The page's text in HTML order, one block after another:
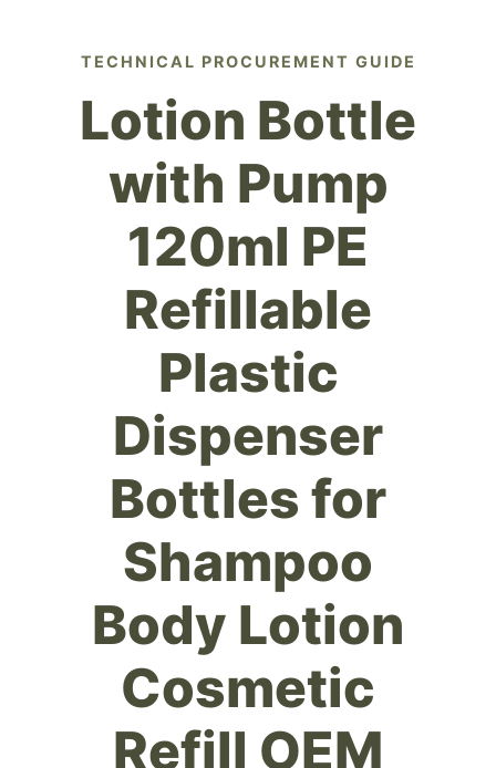
TECHNICAL PROCUREMENT GUIDE
Lotion Bottle
with Pump
120ml PE
Refillable
Plastic
Dispenser
Bottles for
Shampoo
Body Lotion
Cosmetic
Refill OEM